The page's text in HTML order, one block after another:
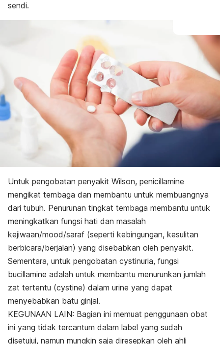
sendi.
Untuk pengobatan penyakit Wilson, penicillamine
mengikat tembaga dan membantu untuk membuangnya
dari tubuh. Penurunan tingkat tembaga membantu untuk
meningkatkan fungsi hati dan masalah
kejiwaan/mood/saraf (seperti kebingungan, kesulitan
berbicara/berjalan) yang disebabkan oleh penyakit.
Sementara, untuk pengobatan cystinuria, fungsi
bucillamine adalah untuk membantu menurunkan jumlah
zat tertentu (cystine) dalam urine yang dapat
menyebabkan batu ginjal.
KEGUNAAN LAIN: Bagian ini memuat penggunaan obat
ini yang tidak tercantum dalam label yang sudah
disetujui, namun mungkin saja diresepkan oleh ahli